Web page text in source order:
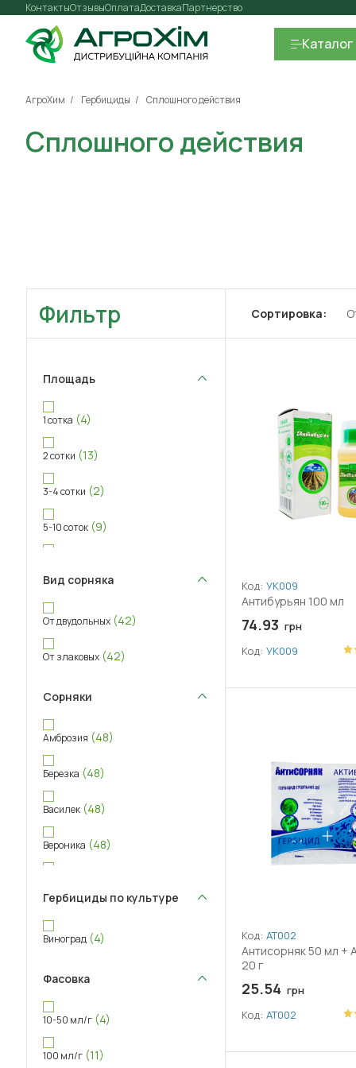
Контакты Оплата
Отзывы ДоставкаПартнерство
Каталог
АгроХим Гербициды Сплошного действия
Сплошного действия
Фильтр
Площадь
1 сотка (4)
2 сотки (13)
3-4 сотки (2)
5-10 соток (9)
Вид сорняка
От двудольных (42)
От злаковых (42)
Сорняки
Амброзия (48)
Березка (48)
Василек (48)
Вероника (48)
Дескурения Софьи (кудрявець)
Гербициды по культуре
Виноград (4)
Фасовка
10-50 мл/г (4)
100 мл/г (11)
Сортировка:
Код: УК009
Антибурьян 100 мл
74.93 грн
Код: УК009
Код: АТ002
Антисорняк 50 мл +
20 г
25.54 грн
Код: АТ002